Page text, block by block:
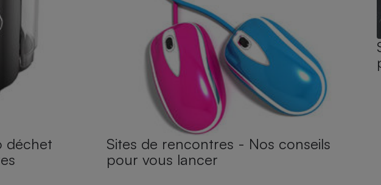
déchet
Sites de rencontres - Nos conseils
pour vous lancer